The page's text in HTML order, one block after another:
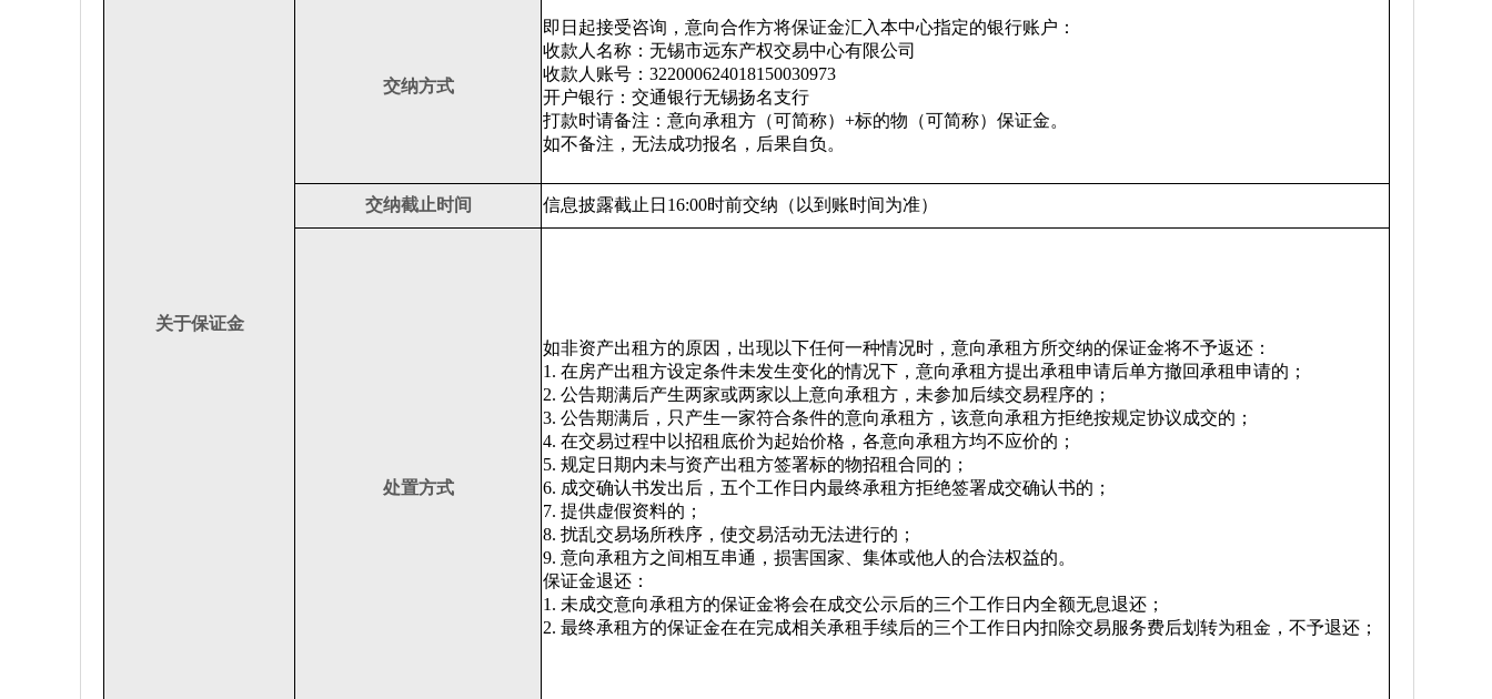
关于保证金
交纳方式
即日起接受咨询，意向合作方将保证金汇入本中心指定的银行账户：
收款人名称：无锡市远东产权交易中心有限公司
收款人账号：322000624018150030973
开户银行：交通银行无锡扬名支行
打款时请备注：意向承租方（可简称）+标的物（可简称）保证金。
如不备注，无法成功报名，后果自负。
交纳截止时间 信息披露截止日16:00时前交纳（以到账时间为准）
处置方式
如非资产出租方的原因，出现以下任何一种情况时，意向承租方所交纳的保证金将不予返还：
1. 在房产出租方设定条件未发生变化的情况下，意向承租方提出承租申请后单方撤回承租申请的；
2. 公告期满后产生两家或两家以上意向承租方，未参加后续交易程序的；
3. 公告期满后，只产生一家符合条件的意向承租方，该意向承租方拒绝按规定协议成交的；
4. 在交易过程中以招租底价为起始价格，各意向承租方均不应价的；
5. 规定日期内未与资产出租方签署标的物招租合同的；
6. 成交确认书发出后，五个工作日内最终承租方拒绝签署成交确认书的；
7. 提供虚假资料的；
8. 扰乱交易场所秩序，使交易活动无法进行的；
9. 意向承租方之间相互串通，损害国家、集体或他人的合法权益的。
保证金退还：
1. 未成交意向承租方的保证金将会在成交公示后的三个工作日内全额无息退还；
2. 最终承租方的保证金在在完成相关承租手续后的三个工作日内扣除交易服务费后划转为租金，不予退还；